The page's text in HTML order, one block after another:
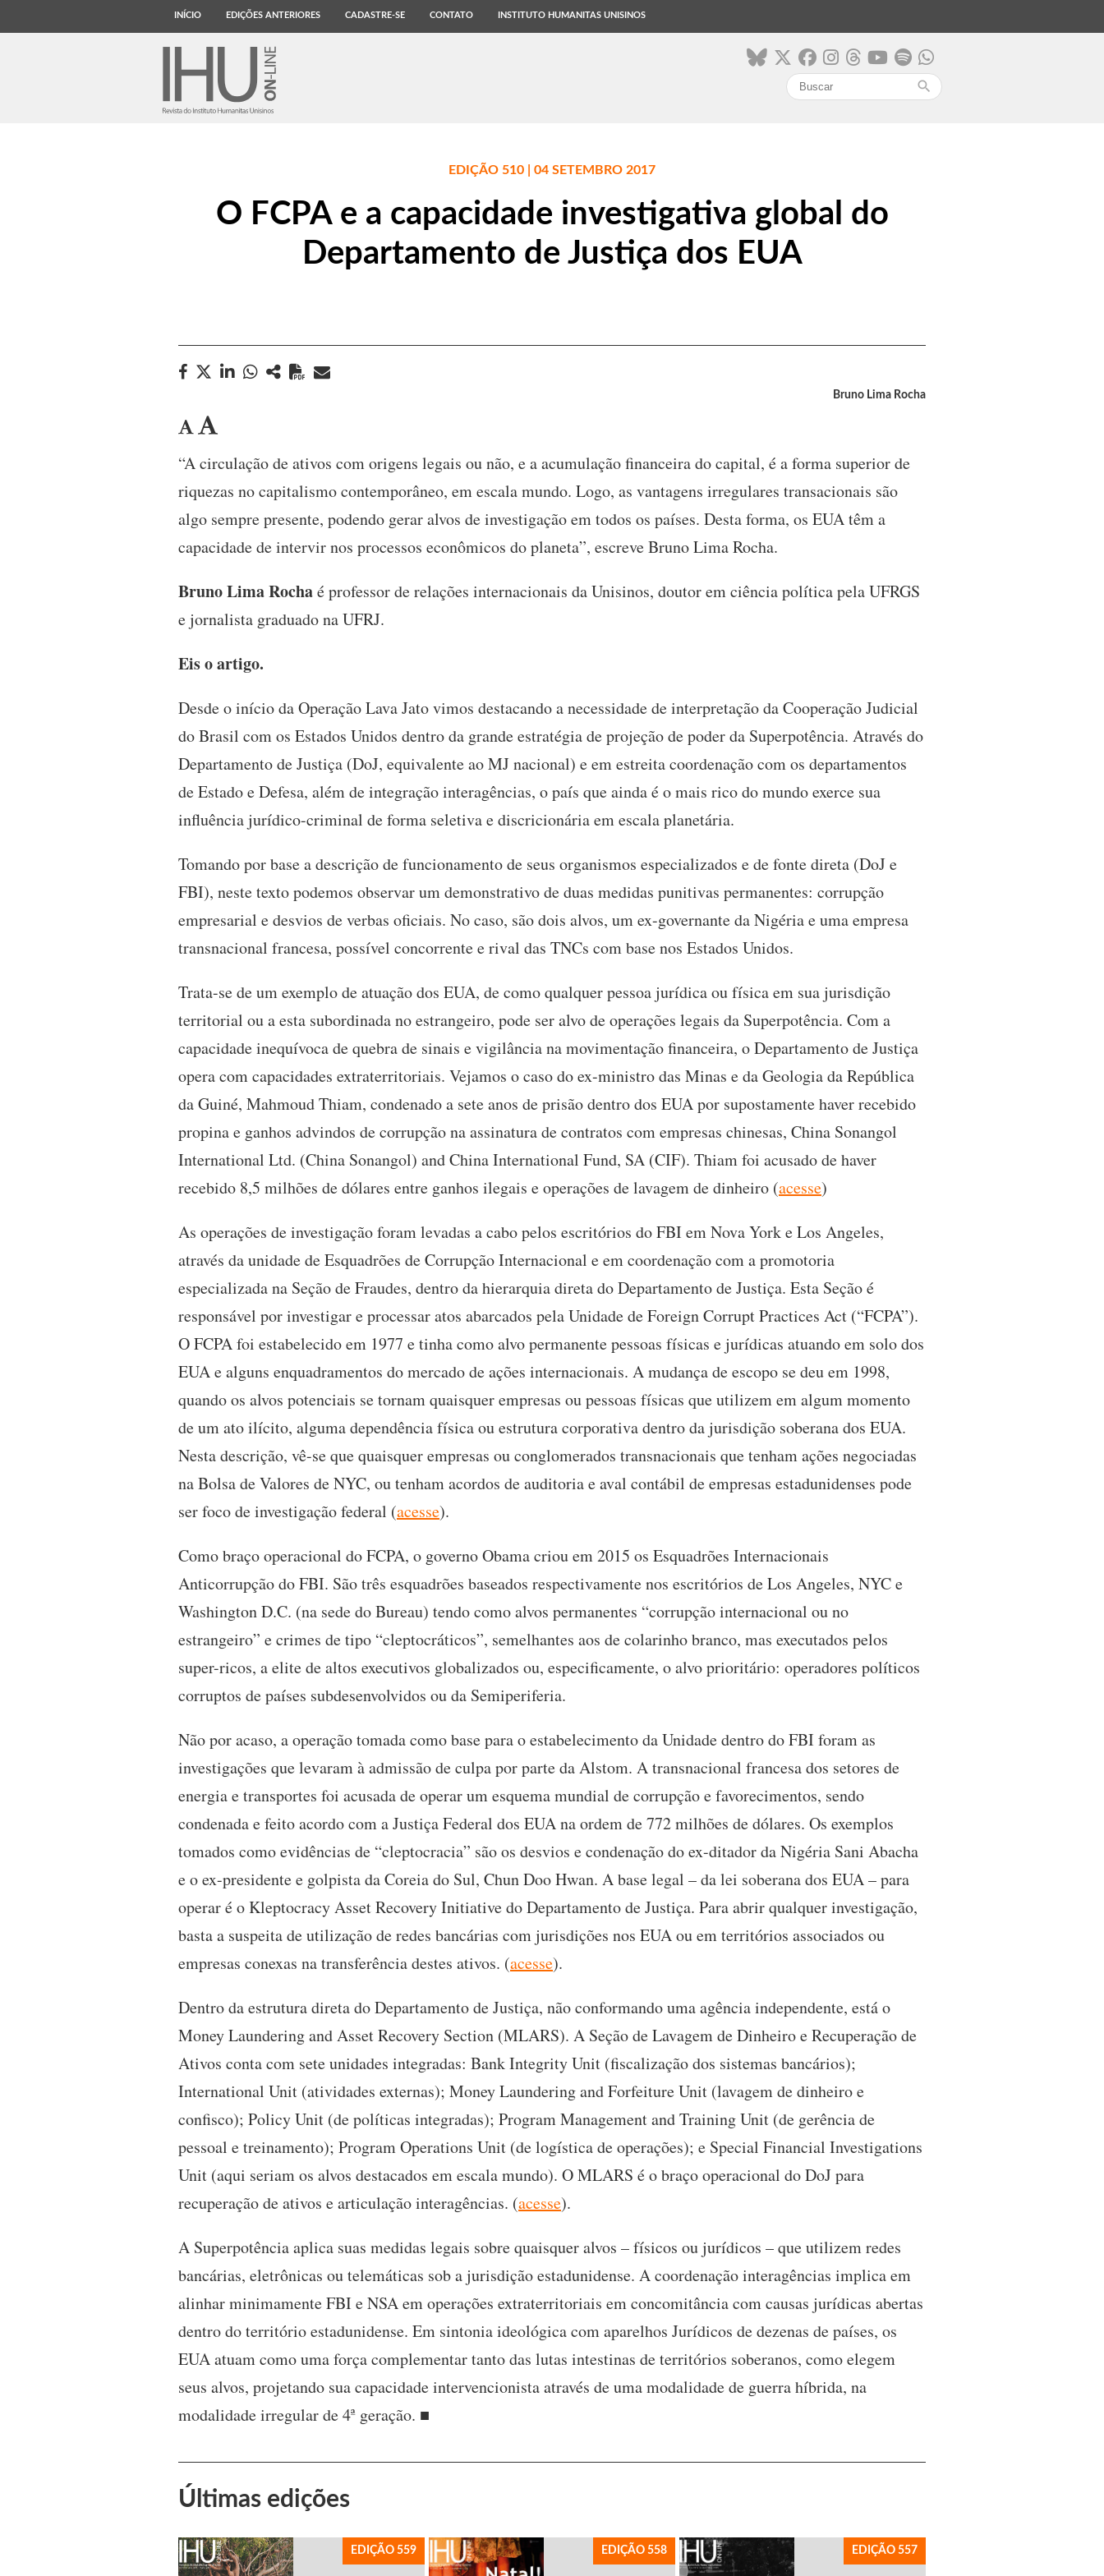
INÍCIO EDIÇÕES ANTERIORES CADASTRE-SE CONTATO INSTITUTO HUMANITAS UNISINOS
search
EDIÇÃO 510 | 04 SETEMBRO 2017
O FCPA e a capacidade investigativa global do
Departamento de Justiça dos EUA
Bruno Lima Rocha
“A circulação de ativos com origens legais ou não, e a acumulação financeira do capital, é a forma superior de
riquezas no capitalismo contemporâneo, em escala mundo. Logo, as vantagens irregulares transacionais são
algo sempre presente, podendo gerar alvos de investigação em todos os países. Desta forma, os EUA têm a
capacidade de intervir nos processos econômicos do planeta”, escreve Bruno Lima Rocha.
Bruno Lima Rochaé professor de relações internacionais da Unisinos, doutor em ciência política pela UFRGS
e jornalista graduado na UFRJ.
Eis o artigo.
Desde o início da Operação Lava Jato vimos destacando a necessidade de interpretação da Cooperação Judicial
do Brasil com os Estados Unidos dentro da grande estratégia de projeção de poder da Superpotência. Através do
Departamento de Justiça (DoJ, equivalente ao MJ nacional) e em estreita coordenação com os departamentos
de Estado e Defesa, além de integração interagências, o país que ainda é o mais rico do mundo exerce sua
influência jurídico-criminal de forma seletiva e discricionária em escala planetária.
Tomando por base a descrição de funcionamento de seus organismos especializados e de fonte direta (DoJ e
FBI), neste texto podemos observar um demonstrativo de duas medidas punitivas permanentes: corrupção
empresarial e desvios de verbas oficiais. No caso, são dois alvos, um ex-governante da Nigéria e uma empresa
transnacional francesa, possível concorrente e rival das TNCs com base nos Estados Unidos.
Trata-se de um exemplo de atuação dos EUA, de como qualquer pessoa jurídica ou física em sua jurisdição
territorial ou a esta subordinada no estrangeiro, pode ser alvo de operações legais da Superpotência. Com a
capacidade inequívoca de quebra de sinais e vigilância na movimentação financeira, o Departamento de Justiça
opera com capacidades extraterritoriais. Vejamos o caso do ex-ministro das Minas e da Geologia da República
da Guiné, Mahmoud Thiam, condenado a sete anos de prisão dentro dos EUA por supostamente haver recebido
propina e ganhos advindos de corrupção na assinatura de contratos com empresas chinesas, China Sonangol
International Ltd. (China Sonangol) and China International Fund, SA (CIF). Thiam foi acusado de haver
recebido 8,5 milhões de dólares entre ganhos ilegais e operações de lavagem de dinheiro (acesse)
As operações de investigação foram levadas a cabo pelos escritórios do FBI em Nova York e Los Angeles,
através da unidade de Esquadrões de Corrupção Internacional e em coordenação com a promotoria
especializada na Seção de Fraudes, dentro da hierarquia direta do Departamento de Justiça. Esta Seção é
responsável por investigar e processar atos abarcados pela Unidade de Foreign Corrupt Practices Act (“FCPA”).
O FCPA foi estabelecido em 1977 e tinha como alvo permanente pessoas físicas e jurídicas atuando em solo dos
EUA e alguns enquadramentos do mercado de ações internacionais. A mudança de escopo se deu em 1998,
quando os alvos potenciais se tornam quaisquer empresas ou pessoas físicas que utilizem em algum momento
de um ato ilícito, alguma dependência física ou estrutura corporativa dentro da jurisdição soberana dos EUA.
Nesta descrição, vê-se que quaisquer empresas ou conglomerados transnacionais que tenham ações negociadas
na Bolsa de Valores de NYC, ou tenham acordos de auditoria e aval contábil de empresas estadunidenses pode
ser foco de investigação federal (acesse).
Como braço operacional do FCPA, o governo Obama criou em 2015 os Esquadrões Internacionais
Anticorrupção do FBI. São três esquadrões baseados respectivamente nos escritórios de Los Angeles, NYC e
Washington D.C. (na sede do Bureau) tendo como alvos permanentes “corrupção internacional ou no
estrangeiro” e crimes de tipo “cleptocráticos”, semelhantes aos de colarinho branco, mas executados pelos
super-ricos, a elite de altos executivos globalizados ou, especificamente, o alvo prioritário: operadores políticos
corruptos de países subdesenvolvidos ou da Semiperiferia.
Não por acaso, a operação tomada como base para o estabelecimento da Unidade dentro do FBI foram as
investigações que levaram à admissão de culpa por parte da Alstom. A transnacional francesa dos setores de
energia e transportes foi acusada de operar um esquema mundial de corrupção e favorecimentos, sendo
condenada e feito acordo com a Justiça Federal dos EUA na ordem de 772 milhões de dólares. Os exemplos
tomados como evidências de “cleptocracia” são os desvios e condenação do ex-ditador da Nigéria Sani Abacha
e o ex-presidente e golpista da Coreia do Sul, Chun Doo Hwan. A base legal – da lei soberana dos EUA – para
operar é o Kleptocracy Asset Recovery Initiative do Departamento de Justiça. Para abrir qualquer investigação,
basta a suspeita de utilização de redes bancárias com jurisdições nos EUA ou em territórios associados ou
empresas conexas na transferência destes ativos. (acesse).
Dentro da estrutura direta do Departamento de Justiça, não conformando uma agência independente, está o
Money Laundering and Asset Recovery Section (MLARS). A Seção de Lavagem de Dinheiro e Recuperação de
Ativos conta com sete unidades integradas: Bank Integrity Unit (fiscalização dos sistemas bancários);
International Unit (atividades externas); Money Laundering and Forfeiture Unit (lavagem de dinheiro e
confisco); Policy Unit (de políticas integradas); Program Management and Training Unit (de gerência de
pessoal e treinamento); Program Operations Unit (de logística de operações); e Special Financial Investigations
Unit (aqui seriam os alvos destacados em escala mundo). O MLARS é o braço operacional do DoJ para
recuperação de ativos e articulação interagências. (acesse).
A Superpotência aplica suas medidas legais sobre quaisquer alvos – físicos ou jurídicos – que utilizem redes
bancárias, eletrônicas ou telemáticas sob a jurisdição estadunidense. A coordenação interagências implica em
alinhar minimamente FBI e NSA em operações extraterritoriais em concomitância com causas jurídicas abertas
dentro do território estadunidense. Em sintonia ideológica com aparelhos Jurídicos de dezenas de países, os
EUA atuam como uma força complementar tanto das lutas intestinas de territórios soberanos, como elegem
seus alvos, projetando sua capacidade intervencionista através de uma modalidade de guerra híbrida, na
modalidade irregular de 4ª geração. ■
Últimas edições
EDIÇÃO 559 EDIÇÃO 558 EDIÇÃO 557